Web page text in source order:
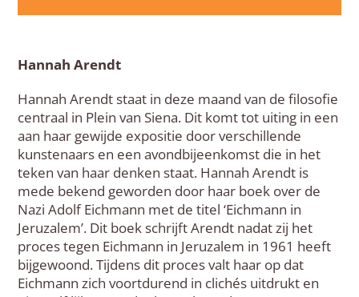
Hannah Arendt
Hannah Arendt staat in deze maand van de filosofie
centraal in Plein van Siena. Dit komt tot uiting in een
aan haar gewijde expositie door verschillende
kunstenaars en een avondbijeenkomst die in het
teken van haar denken staat. Hannah Arendt is
mede bekend geworden door haar boek over de
Nazi Adolf Eichmann met de titel ‘Eichmann in
Jeruzalem’. Dit boek schrijft Arendt nadat zij het
proces tegen Eichmann in Jeruzalem in 1961 heeft
bijgewoond. Tijdens dit proces valt haar op dat
Eichmann zich voortdurend in clichés uitdrukt en